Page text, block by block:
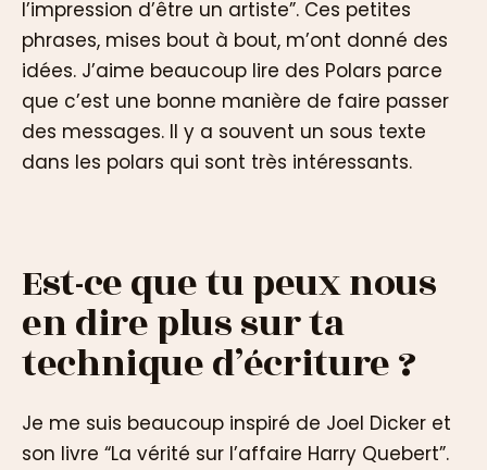
l’impression d’être un artiste”. Ces petites
phrases, mises bout à bout, m’ont donné des
idées. J’aime beaucoup lire des Polars parce
que c’est une bonne manière de faire passer
des messages. Il y a souvent un sous texte
dans les polars qui sont très intéressants.
Est-ce que tu peux nous
en dire plus sur ta
technique d’écriture ?
Je me suis beaucoup inspiré de Joel Dicker et
son livre “La vérité sur l’affaire Harry Quebert”.